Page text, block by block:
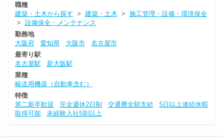
職種
建築・土木から探す > 建築・土木 > 施工管理・設備・環境保全
> 設備保全・メンテナンス
勤務地
大阪府
愛知県 大阪市
名古屋市
最寄り駅
名古屋駅
新大阪駅
業種
輸送用機器（自動車含む）
特徴
第二新卒歓迎
完全週休2日制 交通費全額支給
5日以上連続休暇
取得可能
未経験入社5割以上